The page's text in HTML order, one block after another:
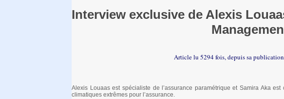
Interview exclusive de Alexis
Article lu 5294 fois, depuis sa
Alexis Louaas est spécialiste de l’assurance paramétrique et Samira Aka
climatiques extrêmes pour l’assurance.